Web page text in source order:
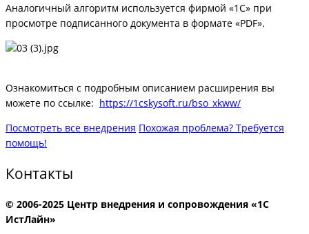
Аналогичный алгоритм используется фирмой «1С» при
просмотре подписанного документа в формате «PDF».
Ознакомиться с подробным описанием расширения вы
можете по ссылке: https://1cskysoft.ru/bso_xkww/
Посмотреть все внедрения Похожая проблема? Требуется
помощь!
Контакты
© 2006-2025 Центр внедрения и сопровождения «1С
ИстЛайн»